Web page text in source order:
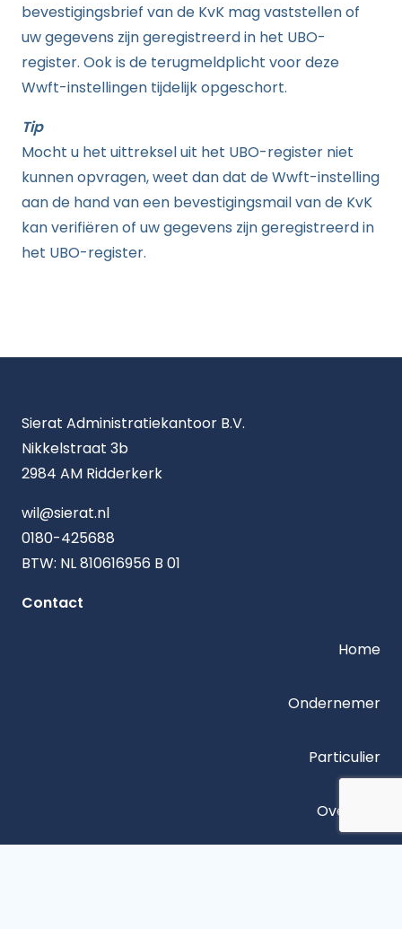
bevestigingsbrief van de KvK mag vaststellen of
uw gegevens zijn geregistreerd in het UBO-
register. Ook is de terugmeldplicht voor deze
Wwft-instellingen tijdelijk opgeschort.
Tip
Mocht u het uittreksel uit het UBO-register niet
kunnen opvragen, weet dan dat de Wwft-instelling
aan de hand van een bevestigingsmail van de KvK
kan verifiëren of uw gegevens zijn geregistreerd in
het UBO-register.
Sierat Administratiekantoor B.V.
Nikkelstraat 3b
2984 AM Ridderkerk
wil@sierat.nl
0180-425688
BTW: NL 810616956 B 01
Contact
Home
Ondernemer
Particulier
Over ons